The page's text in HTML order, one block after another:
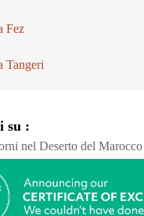
Fez
Tangeri
su :
nel Deserto del Marocco